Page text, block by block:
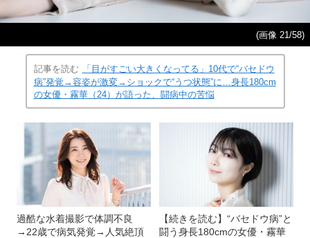
(画像 21/58)
記事を読む
「目がすごい大きくなってる」10代で“バセドウ
病”発覚→容姿が激変→ショックで“うつ状態”に…身長180cm
の女優・霧華（24）が語った、闘病中の苦悩
過酷な水着撮影で体調不良
→22歳で病気発覚→人気絶頂
【続きを読む】“バセドウ病”と
闘う身長180cmの女優・霧華